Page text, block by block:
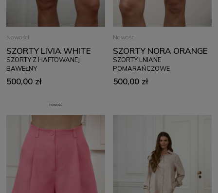
Nowości
SZORTY LIVIA WHITE
SZORTY Z HAFTOWANEJ
BAWEŁNY
500,00 zł
Nowości
SZORTY NORA ORANGE
SZORTY LNIANE
POMARAŃCZOWE
500,00 zł
nowość